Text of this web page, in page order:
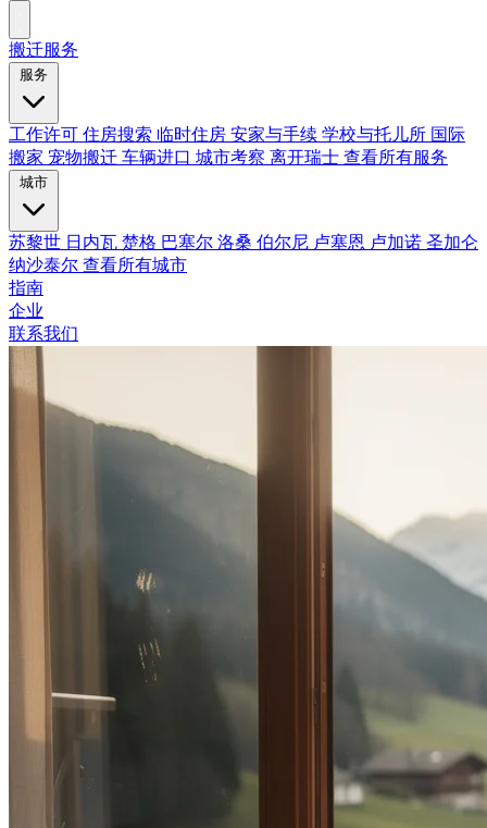
搬迁服务
服务
工作许可 住房搜索 临时住房 安家与手续 学校与托儿所 国际
搬家 宠物搬迁 车辆进口 城市考察 离开瑞士 查看所有服务
城市
苏黎世 日内瓦 楚格 巴塞尔 洛桑 伯尔尼 卢塞恩 卢加诺 圣加仑
纳沙泰尔 查看所有城市
指南
企业
联系我们